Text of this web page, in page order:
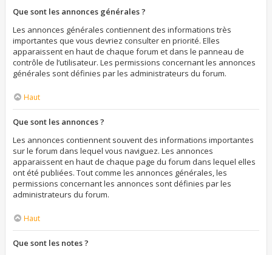
Que sont les annonces générales ?
Les annonces générales contiennent des informations très
importantes que vous devriez consulter en priorité. Elles
apparaissent en haut de chaque forum et dans le panneau de
contrôle de l’utilisateur. Les permissions concernant les annonces
générales sont définies par les administrateurs du forum.
Haut
Que sont les annonces ?
Les annonces contiennent souvent des informations importantes
sur le forum dans lequel vous naviguez. Les annonces
apparaissent en haut de chaque page du forum dans lequel elles
ont été publiées. Tout comme les annonces générales, les
permissions concernant les annonces sont définies par les
administrateurs du forum.
Haut
Que sont les notes ?